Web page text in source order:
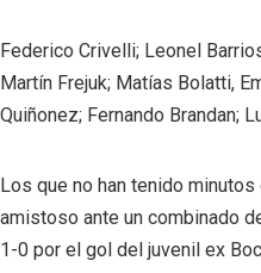
Federico Crivelli; Leonel
Martín Frejuk; Matías Bolatti,
Quiñonez; Fernando Brandan;
Los que no han tenido
amistoso ante un combinado
1-0 por el gol del juvenil ex